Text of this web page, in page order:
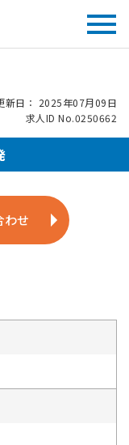
新日： 2025年07月09日
求人ID No.0250662
わせ